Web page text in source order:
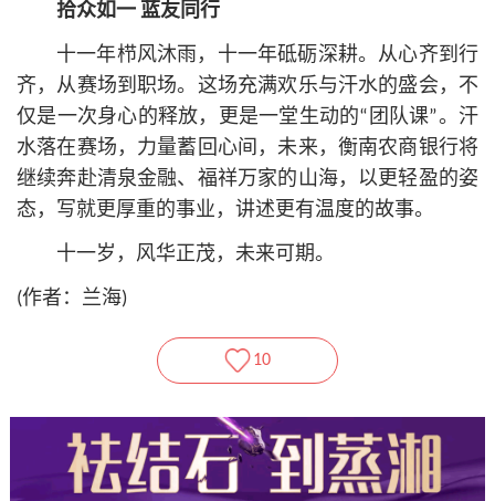
拾众如一 蓝友同行
十一年栉风沐雨，十一年砥砺深耕。从心齐到行
齐，从赛场到职场。这场充满欢乐与汗水的盛会，不
仅是一次身心的释放，更是一堂生动的“团队课”。汗
水落在赛场，力量蓄回心间，未来，衡南农商银行将
继续奔赴清泉金融、福祥万家的山海，以更轻盈的姿
态，写就更厚重的事业，讲述更有温度的故事。
十一岁，风华正茂，未来可期。
(作者：兰海)
10